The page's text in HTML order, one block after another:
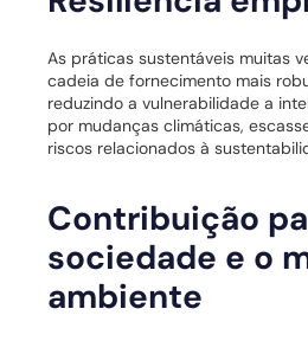
As práticas sustentáveis muitas
cadeia de fornecimento mais
reduzindo a vulnerabilidade a
por mudanças climáticas,
riscos relacionados à
Contribuição
sociedade e o
ambiente